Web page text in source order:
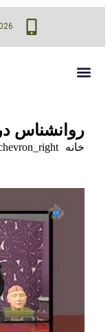
روانشناس در
chevron_right